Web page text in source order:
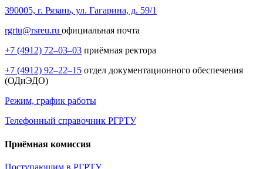
390005, г. Рязань, ул. Гагарина, д. 59/1
rgrtu@rsreu.ru официальная почта
+7 (4912) 72–03–03 приёмная ректора
+7 (4912) 92–22–15 отдел документационного обеспечения
(ОДиЭДО)
Режим, график работы
Телефонный справочник РГРТУ
Приёмная комиссия
Поступающим в РГРТУ